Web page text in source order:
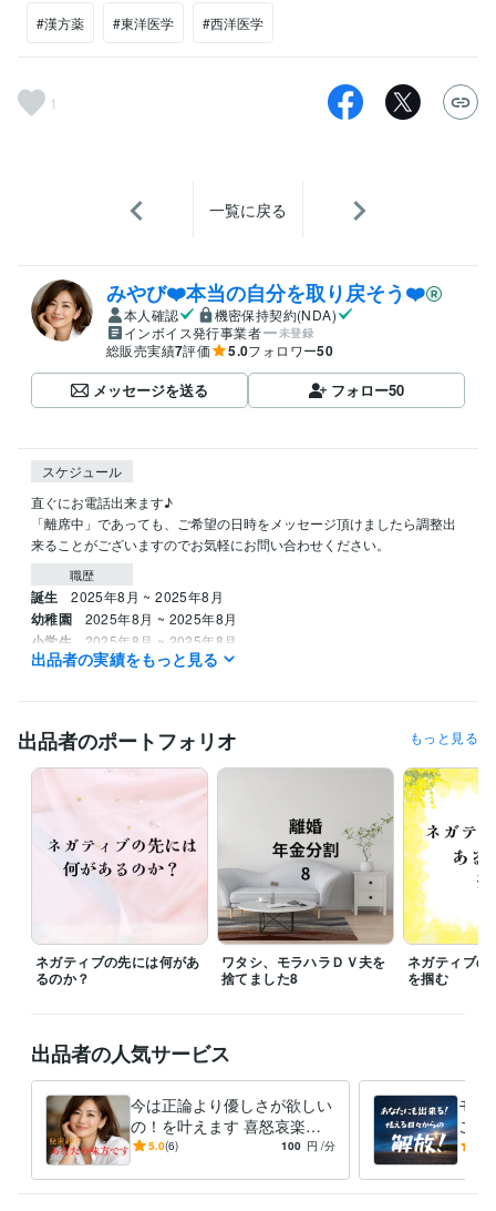
#漢方薬 #東洋医学 #西洋医学
1
一覧に戻る
みやび❤️本当の自分を取り戻そう❤️
本人確認
機密保持契約(NDA)
インボイス発行事業者
未登録
総販売実績7評価 5.0フォロワー50
メッセージを送る フォロー50
スケジュール
直ぐにお電話出来ます♪
「離席中」であっても、ご希望の日時をメッセージ頂けましたら調整出
来ることがございますのでお気軽にお問い合わせください。
職歴
誕生 2025年8月 ~ 2025年8月
幼稚園 2025年8月 ~ 2025年8月
小学生 2025年8月 ~ 2025年8月
中学生 2025年8月 ~ 2025年8月
高校生 2025年8月 ~ 2025年8月
受賞歴
全国神経内科医セミナー「医師に話しにくいこと」 重症筋無力症
重症筋無力症友の会会報「点をつなげる」
健康優良児
角川文化振興財団読書感想文コンクール　最優秀賞
角川文化振興財
団読書感想文コンクール　最優秀賞
角川文化振興財団読書感想文コ
ンクール　優秀賞
普通自動車第一種運転免許 取得年 : 1982年
硬筆書写検定 取得年 : 1982年
得意分野
護問題 ★モラハラDV・離婚について
★パワフルな生命力を持ち合わせています♪
に仲良くなれます♪
出品者の実績をもっと見る
出品者のポートフォリオ もっと見る
ネガティブの先には何があ
るのか？
ワタシ、モラハラＤＶ夫を
捨てました8
ネガティブの
を掴む
出品者の人気サービス
今は正論より優しさが欲しい
の！を叶えます 喜怒哀楽、
思いっきり吐き出して軽くな
5.0(6) 100 円 /分
モラ
ご相
の人
う！